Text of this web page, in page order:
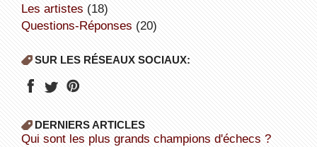
Les artistes (18)
Questions-Réponses (20)
SUR LES RÉSEAUX SOCIAUX:
DERNIERS ARTICLES
Qui sont les plus grands champions d'échecs ?